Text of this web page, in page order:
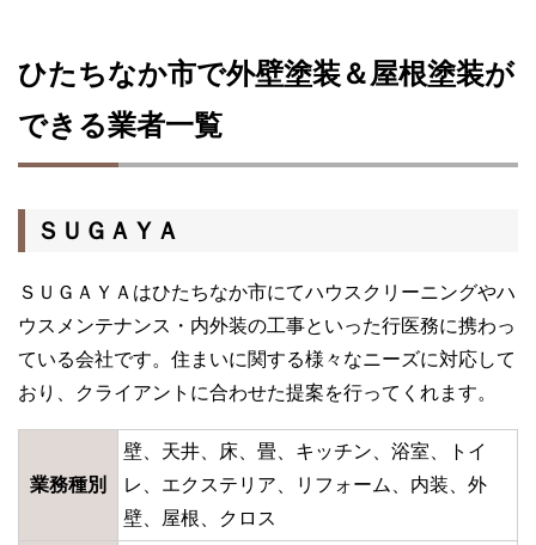
ひたちなか市で外壁塗装＆屋根塗装が
できる業者一覧
ＳＵＧＡＹＡ
ＳＵＧＡＹＡはひたちなか市にてハウスクリーニングやハ
ウスメンテナンス・内外装の工事といった行医務に携わっ
ている会社です。住まいに関する様々なニーズに対応して
おり、クライアントに合わせた提案を行ってくれます。
業務種別
壁、天井、床、畳、キッチン、浴室、トイ
レ、エクステリア、リフォーム、内装、外
壁、屋根、クロス